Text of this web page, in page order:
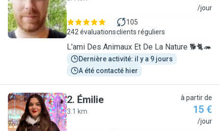
G /jour
242 évaluations
105
clients réguliers
L'ami Des Animaux Et De La Nature 🐕🐈🦔
Dernière activité: il y a 9 jours
A été contacté hier
É
2. Émilie
3.1 km
à partir de
15 €
/jour